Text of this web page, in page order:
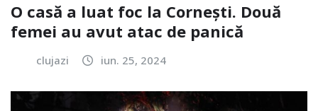
O casă a luat foc la Cornești. Două
femei au avut atac de panică
clujazi iun. 25, 2024